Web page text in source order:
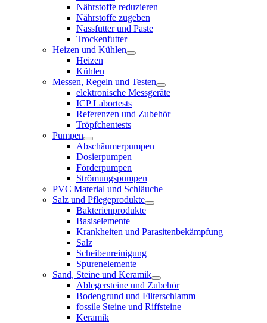
Nährstoffe reduzieren
Nährstoffe zugeben
Nassfutter und Paste
Trockenfutter
Heizen und Kühlen
Heizen
Kühlen
Messen, Regeln und Testen
elektronische Messgeräte
ICP Labortests
Referenzen und Zubehör
Tröpfchentests
Pumpen
Abschäumerpumpen
Dosierpumpen
Förderpumpen
Strömungspumpen
PVC Material und Schläuche
Salz und Pflegeprodukte
Bakterienprodukte
Basiselemente
Krankheiten und Parasitenbekämpfung
Salz
Scheibenreinigung
Spurenelemente
Sand, Steine und Keramik
Ablegersteine und Zubehör
Bodengrund und Filterschlamm
fossile Steine und Riffsteine
Keramik